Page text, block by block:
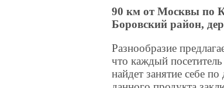
90 км от Москвы по
Боровский район,
Разнообразие
что каждый
найдет занятие себе